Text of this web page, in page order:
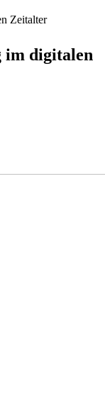
Zeitalter
im digitalen